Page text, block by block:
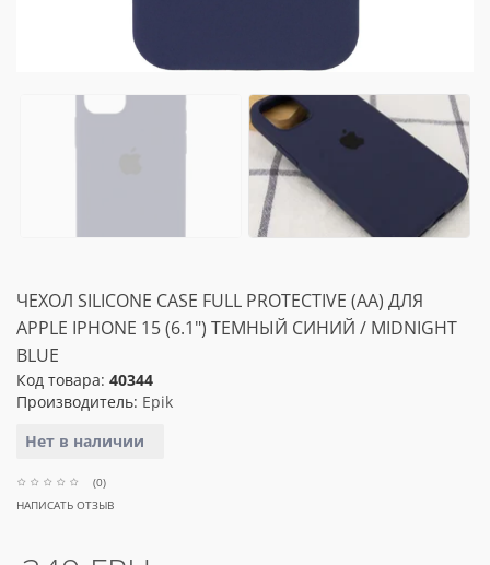
ЧЕХОЛ SILICONE CASE FULL PROTECTIVE (AA) ДЛЯ
APPLE IPHONE 15 (6.1") ТЕМНЫЙ СИНИЙ / MIDNIGHT
BLUE
Код товара: 40344
Производитель: Epik
Нет в наличии
(0)
НАПИСАТЬ ОТЗЫВ